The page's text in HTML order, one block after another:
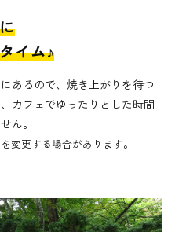
イム♪
あるので、焼き上がりを待つ
カフェでゆったりとした時間
ん。
変更する場合があります。